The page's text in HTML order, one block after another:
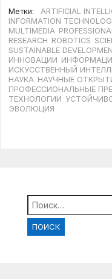
Метки: ARTIFICIAL
INFORMATION
MULTIMEDIA
RESEARCH ROBOTICS
SUSTAINABLE
ИННОВАЦИИ
ИСКУССТВЕННЫЙ
НАУКА НАУЧНЫЕ
ПРОФЕССИОНАЛЬНЫЕ
ТЕХНОЛОГИИ
ЭВОЛЮЦИЯ
Найти: